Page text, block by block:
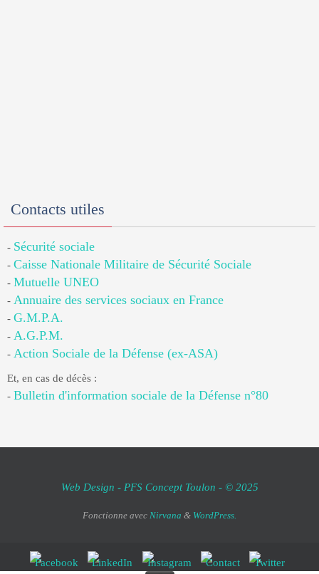
Contacts utiles
- Sécurité sociale
- Caisse Nationale Militaire de Sécurité Sociale
- Mutuelle UNEO
- Annuaire des services sociaux en France
- G.M.P.A.
- A.G.P.M.
- Action Sociale de la Défense (ex-ASA)
Et, en cas de décès :
- Bulletin d'information sociale de la Défense n°80
Web Design - PFS Concept Toulon - © 2025
Fonctionne avec Nirvana & WordPress.